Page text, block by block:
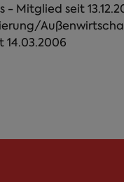
- Mitglied seit
14.03.2006